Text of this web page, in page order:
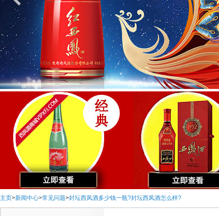
主页>新闻中心>常见问题>封坛西凤酒多少钱一瓶?封坛西凤酒怎么样?